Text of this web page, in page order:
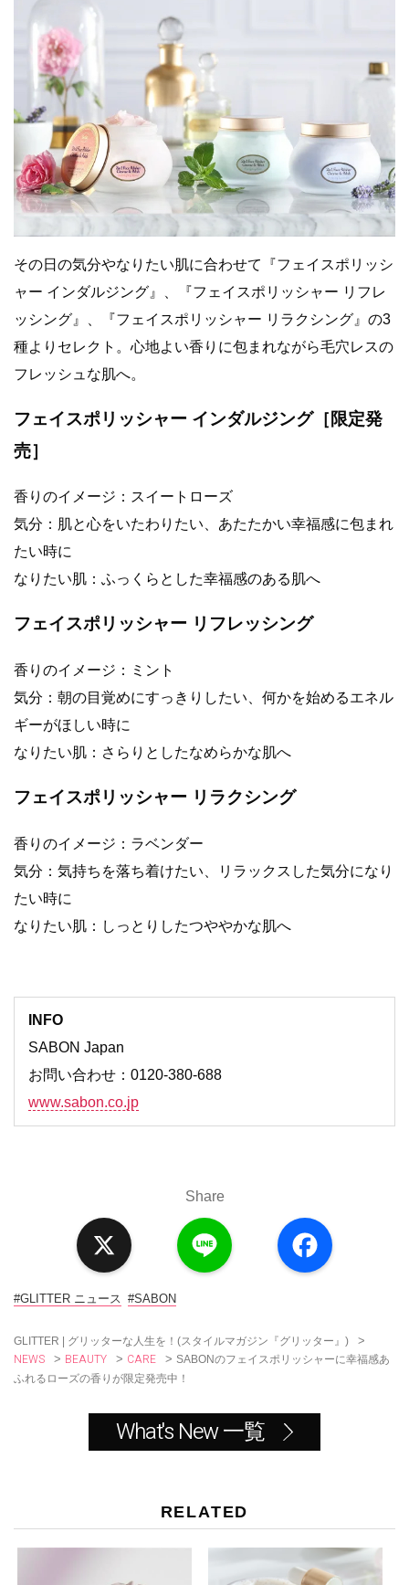
その日の気分やなりたい肌に合わせて『フェイスポリッシ
ャー インダルジング』、『フェイスポリッシャー リフレ
ッシング』、『フェイスポリッシャー リラクシング』の3
種よりセレクト。心地よい香りに包まれながら毛穴レスの
フレッシュな肌へ。
フェイスポリッシャー インダルジング［限定発
売］
香りのイメージ：スイートローズ
気分：肌と心をいたわりたい、あたたかい幸福感に包まれ
たい時に
なりたい肌：ふっくらとした幸福感のある肌へ
フェイスポリッシャー リフレッシング
香りのイメージ：ミント
気分：朝の目覚めにすっきりしたい、何かを始めるエネル
ギーがほしい時に
なりたい肌：さらりとしたなめらかな肌へ
フェイスポリッシャー リラクシング
香りのイメージ：ラベンダー
気分：気持ちを落ち着けたい、リラックスした気分になり
たい時に
なりたい肌：しっとりしたつややかな肌へ
INFO
SABON Japan
お問い合わせ：0120-380-688
www.sabon.co.jp
Share
a
c
#GLITTER ニュース #SABON
GLITTER | グリッターな人生を！(スタイルマガジン『グリッター』) >
NEWS > BEAUTY > CARE > SABONのフェイスポリッシャーに幸福感あ
ふれるローズの香りが限定発売中！
What's New 一覧
RELATED